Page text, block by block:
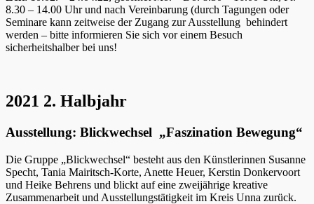
8.30 – 14.00 Uhr und nach Vereinbarung (durch Tagungen oder
Seminare kann zeitweise der Zugang zur Ausstellung behindert
werden – bitte informieren Sie sich vor einem Besuch
sicherheitshalber bei uns!
2021 2. Halbjahr
Ausstellung: Blickwechsel „Faszination Bewegung“
Die Gruppe „Blickwechsel“ besteht aus den Künstlerinnen Susanne
Specht, Tania Mairitsch-Korte, Anette Heuer, Kerstin Donkervoort
und Heike Behrens und blickt auf eine zweijährige kreative
Zusammenarbeit und Ausstellungstätigkeit im Kreis Unna zurück.